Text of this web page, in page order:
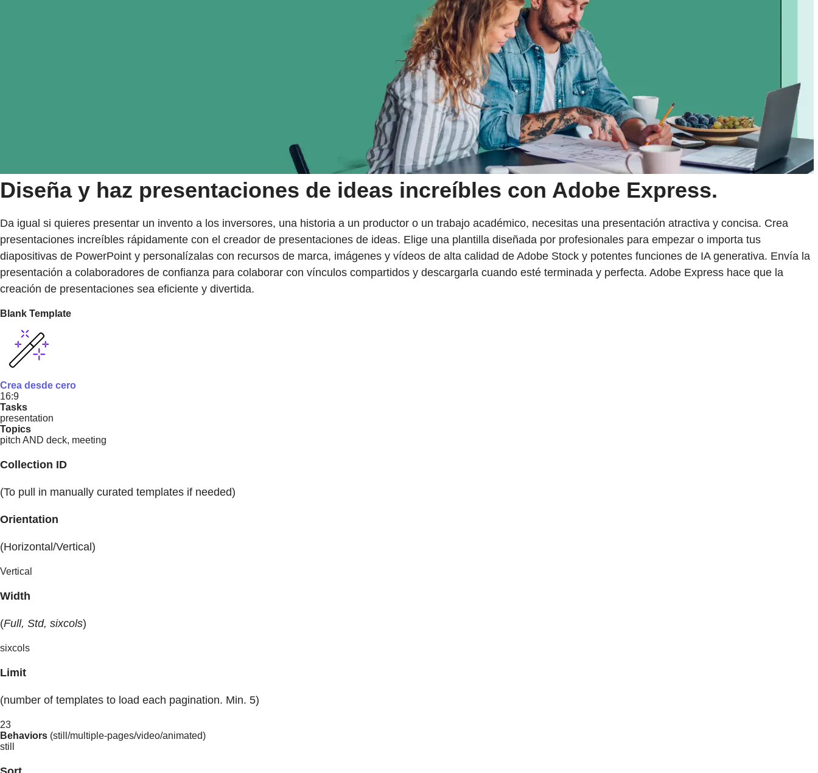
Diseña y haz presentaciones de ideas increíbles con Adobe Express.
Da igual si quieres presentar un invento a los inversores, una historia a un productor o un trabajo académico, necesitas una presentación atractiva y concisa. Crea
presentaciones increíbles rápidamente con el creador de presentaciones de ideas. Elige una plantilla diseñada por profesionales para empezar o importa tus
diapositivas de PowerPoint y personalízalas con recursos de marca, imágenes y vídeos de alta calidad de Adobe Stock y potentes funciones de IA generativa. Envía la
presentación a colaboradores de confianza para colaborar con vínculos compartidos y descargarla cuando esté terminada y perfecta. Adobe Express hace que la
creación de presentaciones sea eficiente y divertida.
Blank Template
Crea desde cero
16:9
Tasks
presentation
Topics
pitch AND deck, meeting
Collection ID
(To pull in manually curated templates if needed)
Orientation
(Horizontal/Vertical)
Vertical
Width
(Full, Std, sixcols)
sixcols
Limit
(number of templates to load each pagination. Min. 5)
23
Behaviors (still/multiple-pages/video/animated)
still